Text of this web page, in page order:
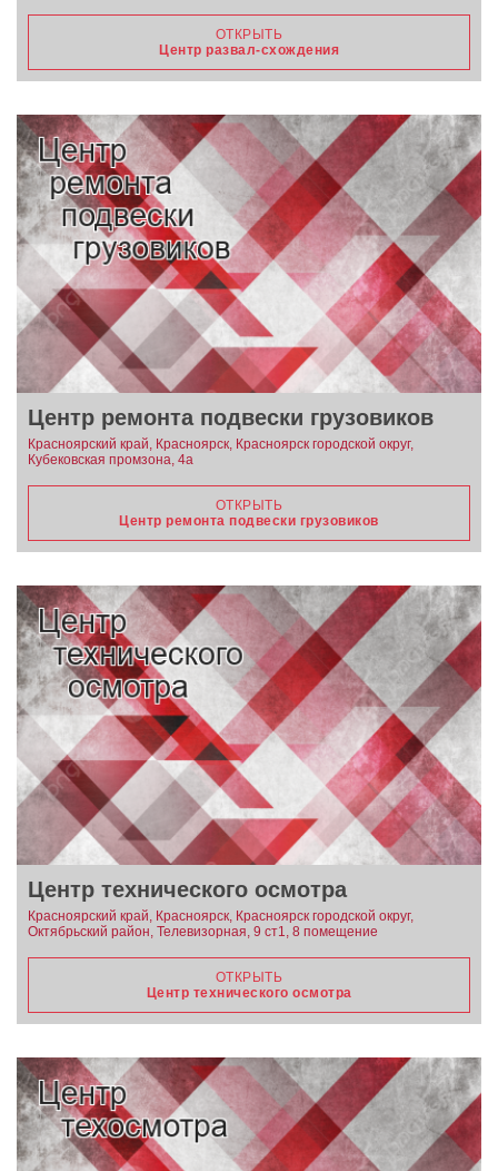
ОТКРЫТЬ
Центр развал-схождения
Центр ремонта подвески грузовиков
Красноярский край, Красноярск, Красноярск городской округ,
Кубековская промзона, 4а
ОТКРЫТЬ
Центр ремонта подвески грузовиков
Центр технического осмотра
Красноярский край, Красноярск, Красноярск городской округ,
Октябрьский район, Телевизорная, 9 ст1, 8 помещение
ОТКРЫТЬ
Центр технического осмотра